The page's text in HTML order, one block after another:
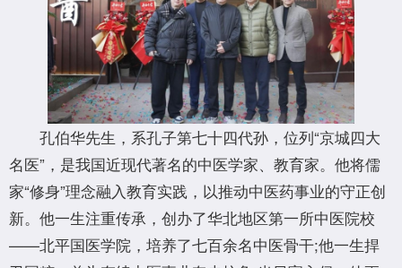
孔伯华先生，系孔子第七十四代孙，位列“京城四大
名医”，是我国近现代著名的中医学家、教育家。他将儒
家“修身”理念融入教育实践，以推动中医药事业的守正创
新。他一生注重传承，创办了华北地区第一所中医院校
——北平国医学院，培养了七百余名中医骨干;他一生捍